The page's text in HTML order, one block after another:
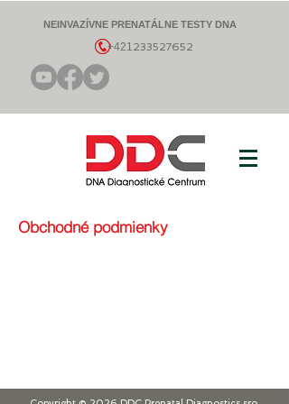
NEINVAZÍVNE PRENATÁLNE TESTY DNA
+421233527652
Obchodné podmienky